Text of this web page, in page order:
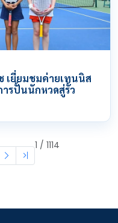
เยี่ยมชมค่ายเทนนิส
ารปั้นนักหวดสู่รั้ว
1 / 1114